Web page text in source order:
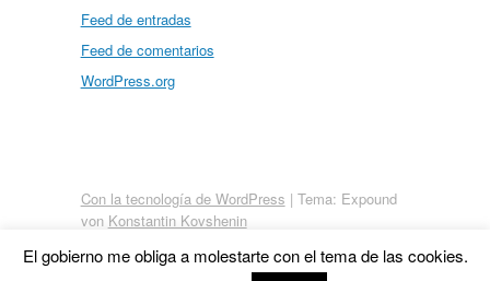
Feed de entradas
Feed de comentarios
WordPress.org
Con la tecnología de WordPress | Tema: Expound
von Konstantin Kovshenin
El gobierno me obliga a molestarte con el tema de las cookies.